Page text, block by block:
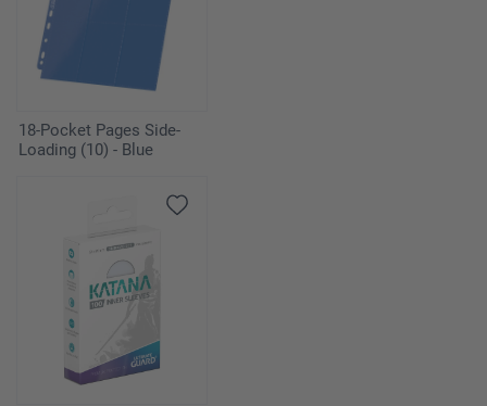
18-Pocket Pages Side-
Loading (10) - Blue